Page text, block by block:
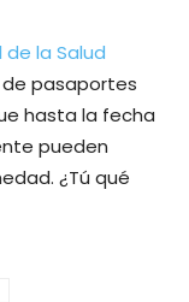
de la Salud
pasaportes
hasta la fecha
pueden
¿Tú qué